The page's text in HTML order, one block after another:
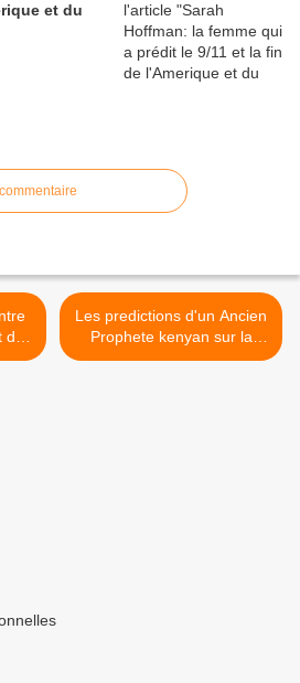
et du
Les predictions d'un Ancien
Prophete kenyan sur la
Presidence de Barack